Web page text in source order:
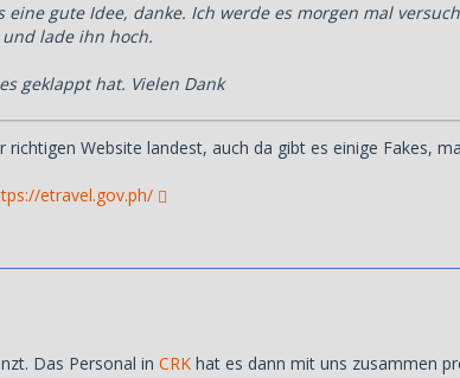
eine gute Idee, danke. Ich werde es morgen mal
lade ihn hoch.
geklappt hat. Vielen Dank
richtigen Website landest, auch da gibt es einige Fakes,
etravel.gov.ph/
Das Personal in CRK hat es dann mit uns zusammen